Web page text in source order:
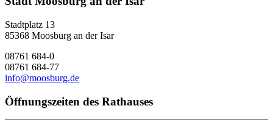
Stadtplatz 13
85368 Moosburg an der Isar
08761 684-0
08761 684-77
info@moosburg.de
Öffnungszeiten des Rathauses